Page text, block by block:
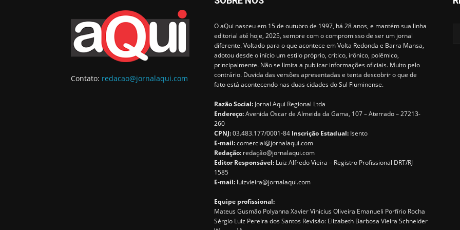
Contato: redacao@jornalaqui.com
O aQui nasceu em 15 de outubro de 1997, há 28 anos, e mantém sua linha
editorial até hoje, 2025, sempre com o compromisso de ser um jornal
diferente. Voltado para o que acontece em Volta Redonda e Barra Mansa,
adotou desde o início um estilo próprio, crítico, irônico, polêmico,
principalmente. Não se limita a publicar informações oficiais. Muito pelo
contrário. Duvida das versões apresentadas e tenta descobrir o que de
fato está acontecendo nas duas cidades do Sul Fluminense.
Razão Social: Jornal Aqui Regional Ltda
Endereço:Avenida Oscar de Almeida da Gama, 107 – Aterrado – 27213-
260
CPNJ:03.483.177/0001-84 Inscrição Estadual: Isento
E-mail:comercial@jornalaqui.com
Redação: redação@jornalaqui.com
Editor Responsável: Luiz Alfredo Vieira – Registro Profissional DRT/RJ
1585
E-mail: luizvieira@jornalaqui.com
Equipe profissional:
Mateus Gusmão Polyanna Xavier Vinicius Oliveira Emanueli Porfírio Rocha
Sérgio Luiz Pereira dos Santos Revisão: Elizabeth Barbosa Vieira Schneider